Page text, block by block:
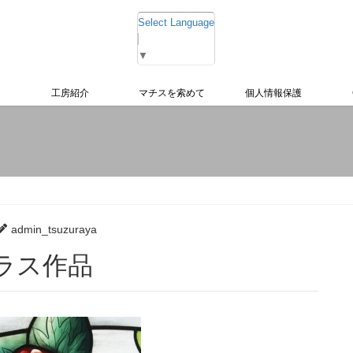
Select Language
▼
工房紹介 マチスを索めて 個人情報保護
admin_tsuzuraya
ス作品